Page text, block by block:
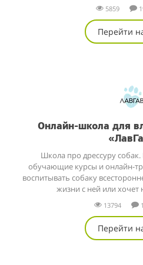
5859
Перейти
Онлайн-школа для
Школа про дрессуру собак.
обучающие курсы и онлайн-
воспитывать собаку
жизни с ней или хочет
13794
Перейти